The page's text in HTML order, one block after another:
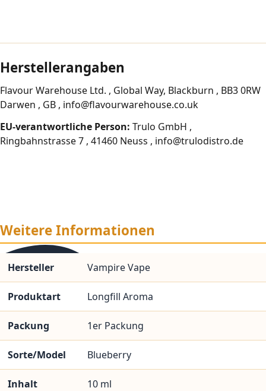
Herstellerangaben
Flavour Warehouse Ltd. , Global Way, Blackburn , BB3 0RW
Darwen , GB , info@flavourwarehouse.co.uk
EU-verantwortliche Person: Trulo GmbH ,
Ringbahnstrasse 7 , 41460 Neuss , info@trulodistro.de
Weitere Informationen
Hersteller Vampire Vape
Produktart Longfill Aroma
Packung 1er Packung
Sorte/Model Blueberry
Inhalt 10 ml